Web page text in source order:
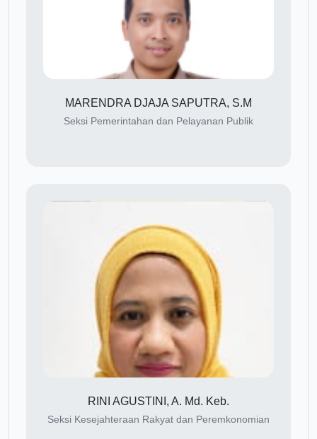
MARENDRA DJAJA SAPUTRA, S.M
Seksi Pemerintahan dan Pelayanan Publik
RINI AGUSTINI, A. Md. Keb.
Seksi Kesejahteraan Rakyat dan Peremkonomian